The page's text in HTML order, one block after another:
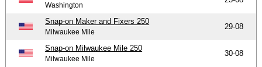
Washington
Snap-on Maker and Fixers 250
Milwaukee Mile
29-08
Snap-on Milwaukee Mile 250
Milwaukee Mile
30-08